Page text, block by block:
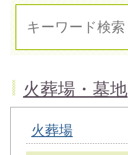
火葬場・墓地
火葬場